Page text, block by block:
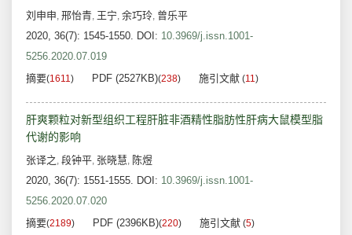
刘申申, 邢怡青, 王宁, 余巧玲, 曾乐平
2020, 36(7): 1545-1550. DOI: 10.3969/j.issn.1001-
5256.2020.07.019
摘要(1611) PDF (2527KB)(238) 施引文献 (11)
肝爽颗粒对新型组织工程肝脏非酒精性脂肪性肝病大鼠模型脂
代谢的影响
张译之 , 段钟平, 张晓慧, 陈煜
2020, 36(7): 1551-1555. DOI: 10.3969/j.issn.1001-
5256.2020.07.020
摘要(2189) PDF (2396KB)(220) 施引文献 (5)